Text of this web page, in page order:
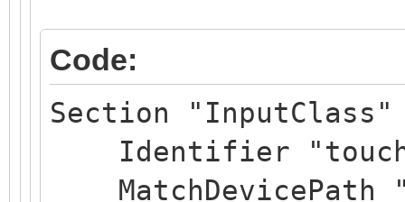
Code:
Section "InputClass"
Identifier
MatchDevicePath